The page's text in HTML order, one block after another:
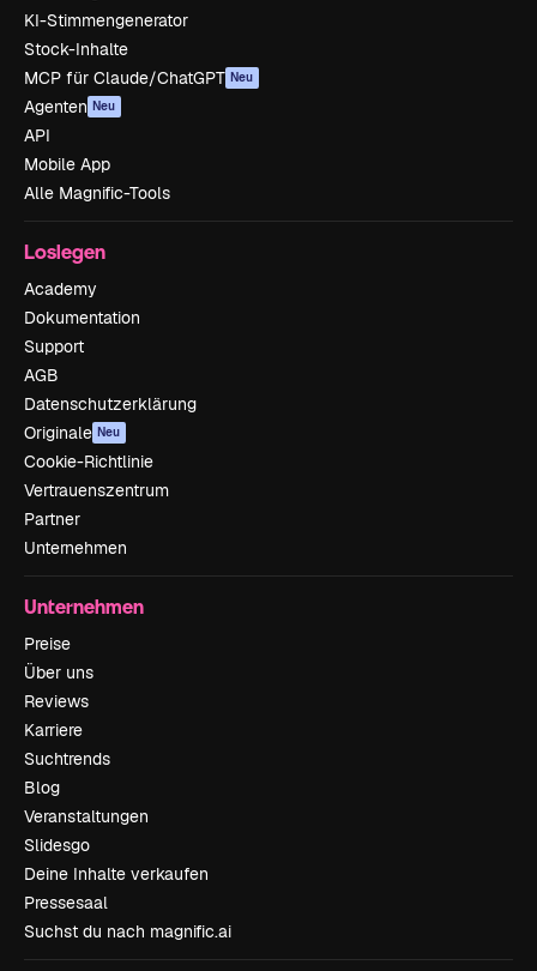
KI-Stimmengenerator
Stock-Inhalte
MCP für Claude/ChatGPT Neu
Agenten Neu
API
Mobile App
Alle Magnific-Tools
Loslegen
Academy
Dokumentation
Support
AGB
Datenschutzerklärung
Originale Neu
Cookie-Richtlinie
Vertrauenszentrum
Partner
Unternehmen
Unternehmen
Preise
Über uns
Reviews
Karriere
Suchtrends
Blog
Veranstaltungen
Slidesgo
Deine Inhalte verkaufen
Pressesaal
Suchst du nach magnific.ai